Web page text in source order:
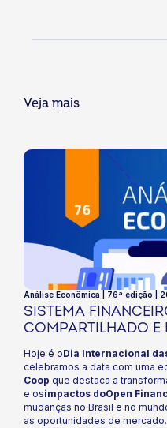
Veja mais
Análise Econômica | 76ª edição |
SISTEMA
COMPARTILHADO E
Hoje é oDia Internacional
celebramos a data com uma
Coop que destaca a
e osimpactos doOpen
mudanças no Brasil e no
as oportunidades de mercado.